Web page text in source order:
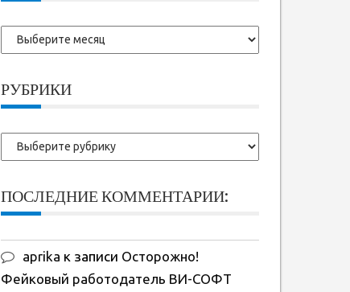
Более
ранние
РУБРИКИ
Рубрики
ПОСЛЕДНИЕ КОММЕНТАРИИ:
aprika к записи Осторожно!
Фейковый работодатель ВИ-СОФТ